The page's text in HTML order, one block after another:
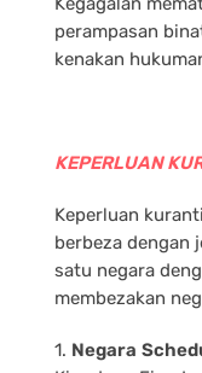
perampasan
kenakan
KEPERLUAN
Keperluan
berbeza
satu negara
membezakan
1. Negara